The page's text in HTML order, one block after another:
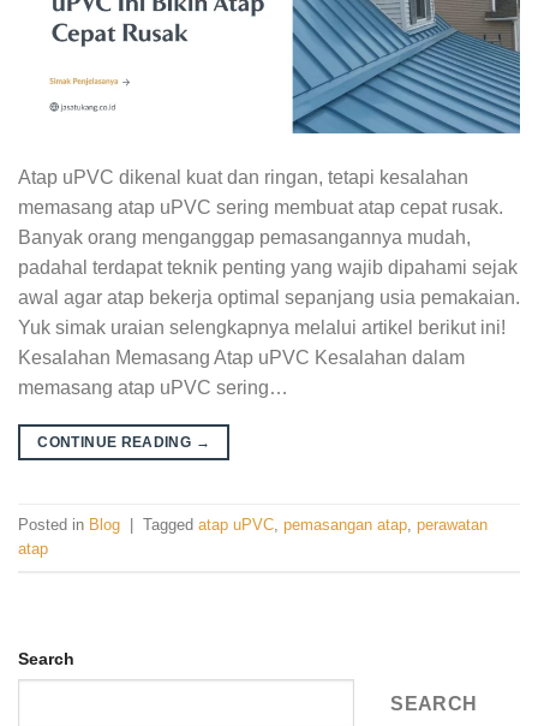
Atap uPVC dikenal kuat dan ringan, tetapi kesalahan
memasang atap uPVC sering membuat atap cepat rusak.
Banyak orang menganggap pemasangannya mudah,
padahal terdapat teknik penting yang wajib dipahami sejak
awal agar atap bekerja optimal sepanjang usia pemakaian.
Yuk simak uraian selengkapnya melalui artikel berikut ini!
Kesalahan Memasang Atap uPVC Kesalahan dalam
memasang atap uPVC sering…
CONTINUE READING →
Posted in Blog Tagged atap uPVC pemasangan atap perawatan
atap
Search
SEARCH